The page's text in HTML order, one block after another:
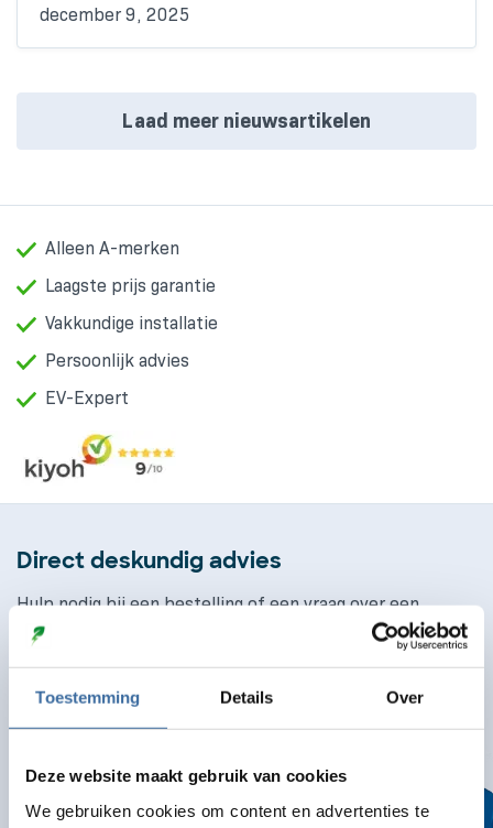
Toestemming Details Over
Deze website maakt gebruik van cookies
We gebruiken cookies om content en advertenties te
december 9, 2025
Laad meer nieuwsartikelen
Alleen A-merken
Laagste prijs garantie
Vakkundige installatie
Persoonlijk advies
EV-Expert
Direct deskundig advies
Hulp nodig bij een bestelling of een vraag over een
product? We helpen je graag op weg
085 130 4170
Mail ons
info@laaddirect.nl